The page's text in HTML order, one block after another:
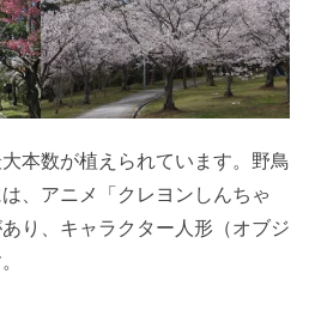
本数が植えられています。野鳥
、アニメ「クレヨンしんちゃ
り、キャラクター人形（オブジ